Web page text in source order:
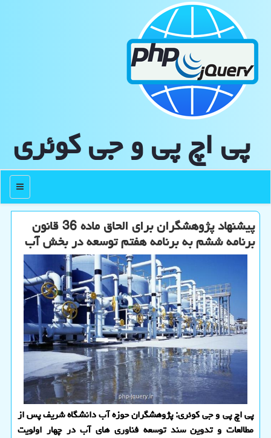
پی اچ پی و جی كوئری
منو
پیشنهاد پژوهشگران برای الحاق ماده 36 قانون
برنامه ششم به برنامه هفتم توسعه در بخش آب
پی اچ پی و جی کوئری: پژوهشگران حوزه آب دانشگاه شریف پس از
مطالعات و تدوین سند توسعه فناوری های آب در چهار اولویت